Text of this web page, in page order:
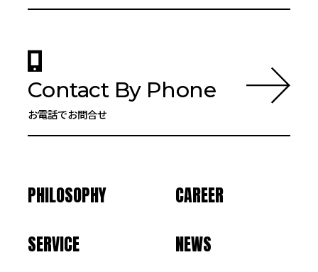
Contact By Phone
お電話でお問合せ
PHILOSOPHY
SERVICE
CAREER
NEWS